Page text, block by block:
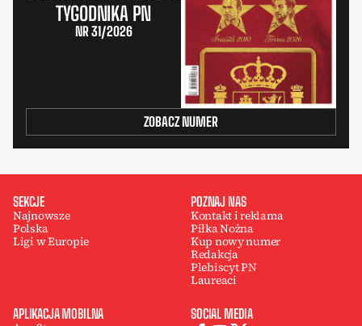
TYGODNIKA PN
NR 31/2026
ZOBACZ NUMER
SEKCJE
Najnowsze
Polska
Ligi w Europie
POZNAJ NAS
Kontakt i reklama
Piłka Nożna
Kup nowy numer
Redakcja
Plebiscyt PN
Laureaci
APLIKACJA MOBILNA SOCIAL MEDIA